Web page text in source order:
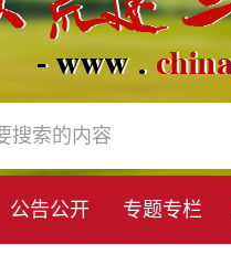
公告公开 专题专栏